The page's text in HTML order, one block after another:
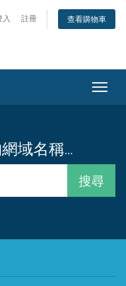
入 註冊 查看購物車
切
換
域名稱...